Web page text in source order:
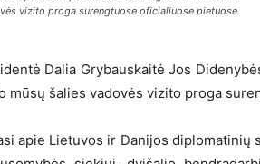
vizito proga surengtuose oficialiuose pietuose.
Dalia Grybauskaitė Jos
mūsų šalies vadovės vizito proga
apie Lietuvos ir Danijos diplomatinių